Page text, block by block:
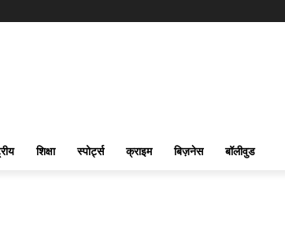
शिक्षा स्पोर्ट्स क्राइम बिज़नेस बॉलीवुड